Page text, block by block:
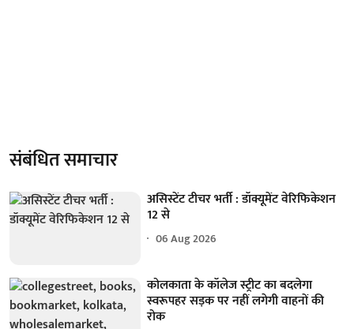
संबंधित समाचार
असिस्टेंट टीचर भर्ती : डॉक्यूमेंट वेरिफिकेशन
12 से
06 Aug 2026
कोलकाता के कॉलेज स्ट्रीट का बदलेगा
स्वरूपहर सड़क पर नहीं लगेगी वाहनों की
रोक